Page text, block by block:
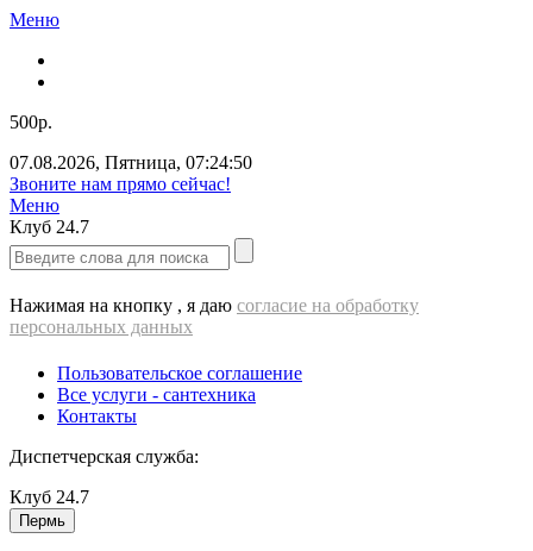
Меню
500р.
07.08.2026, Пятница, 07:24:50
Звоните нам прямо сейчас!
Меню
Клуб 24.7
Нажимая на кнопку , я даю согласие на обработку
персональных данных
Пользовательское соглашение
Все услуги - cантехника
Контакты
Диспетчерская служба:
Клуб 24.7
Пермь